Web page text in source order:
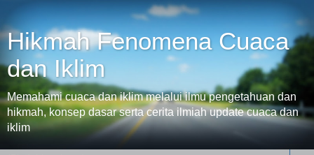
Hikmah Fenomena Cuaca
dan Iklim
Memahami cuaca dan iklim melalui ilmu pengetahuan dan
hikmah, konsep dasar serta cerita ilmiah update cuaca dan
iklim